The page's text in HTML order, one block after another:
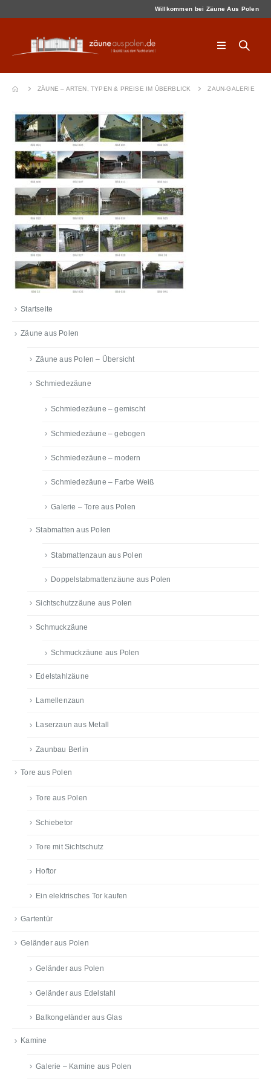
Willkommen bei Zäune Aus Polen
ZÄUNE – ARTEN, TYPEN & PREISE IM ÜBERBLICK ZAUN-GALERIE
Startseite
Zäune aus Polen
Zäune aus Polen – Übersicht
Schmiedezäune
Schmiedezäune – gemischt
Schmiedezäune – gebogen
Schmiedezäune – modern
Schmiedezäune – Farbe Weiß
Galerie – Tore aus Polen
Stabmatten aus Polen
Stabmattenzaun aus Polen
Doppelstabmattenzäune aus Polen
Sichtschutzzäune aus Polen
Schmuckzäune
Schmuckzäune aus Polen
Edelstahlzäune
Lamellenzaun
Laserzaun aus Metall
Zaunbau Berlin
Tore aus Polen
Tore aus Polen
Schiebetor
Tore mit Sichtschutz
Hoftor
Ein elektrisches Tor kaufen
Gartentür
Geländer aus Polen
Geländer aus Polen
Geländer aus Edelstahl
Balkongeländer aus Glas
Kamine
Galerie – Kamine aus Polen